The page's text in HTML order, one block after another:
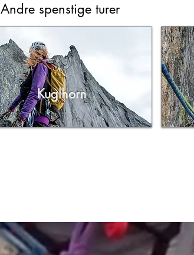
Andre spenstige turer
Kuglhorn